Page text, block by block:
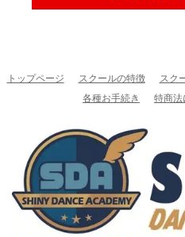
トップページ スクールの特徴 スク
各種お手続き
特商法